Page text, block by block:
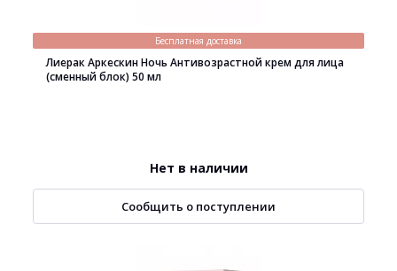
Бесплатная доставка
Лиерак Аркескин Ночь Антивозрастной крем для лица
(сменный блок) 50 мл
Нет в наличии
Сообщить о поступлении